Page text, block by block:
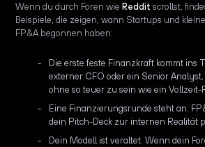
Wenn du durch Foren wie Reddit scrollst,
Beispiele, die zeigen, wann Startups und
FP&A begonnen haben:
Die erste feste Finanzkraft kommt ins
externer CFO oder ein Senior Analyst,
ohne so teuer zu sein wie ein Vollzeit-
Eine Finanzierungsrunde steht an.
dein Pitch-Deck zur internen Realität
Dein Modell ist veraltet. Wenn dein